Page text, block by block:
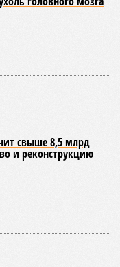
свыше 8,5 млрд
и реконструкцию